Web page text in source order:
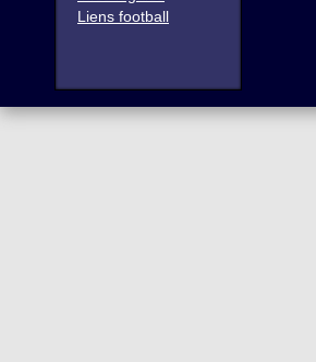
Liens football